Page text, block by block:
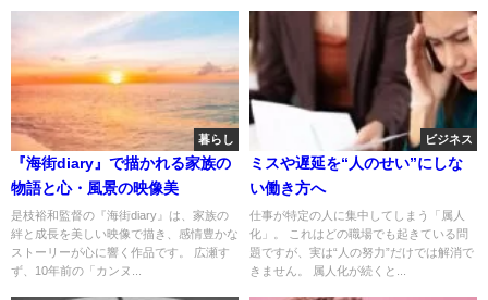
暮らし
『海街diary』で描かれる家族の
物語と心・風景の映像美
是枝裕和監督の『海街diary』は、家族の
絆と成長を美しい映像で描き、感情豊かな
ストーリーが心に響く作品です。 広瀬す
ず、10年前の「カンヌ...
ビジネス
ミスや遅延を“人のせい”にしな
い働き方へ
仕事が特定の人に集中してしまう「属人
化」。 これはどの職場でも起きている問
題ですが、実は“人の努力”だけでは解消で
きません。 属人化が続くと...